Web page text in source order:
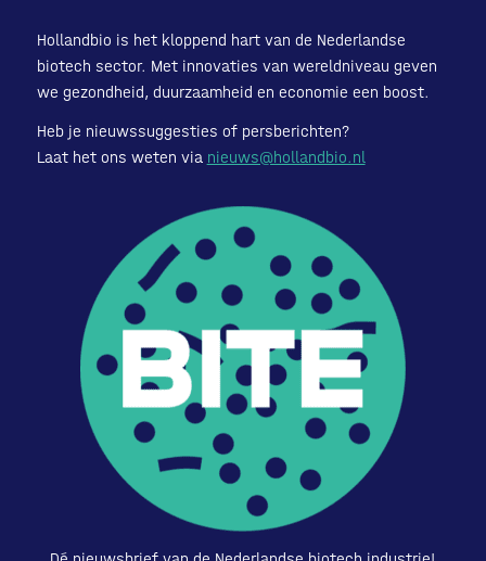
Hollandbio is het kloppend hart van de Nederlandse
biotech sector. Met innovaties van wereldniveau geven
we gezondheid, duurzaamheid en economie een boost.
Heb je nieuwssuggesties of persberichten?
Laat het ons weten via nieuws@hollandbio.nl